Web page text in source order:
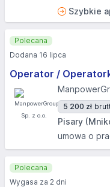
Szybkie
Operator /
5 200 zł
Pisary
umowa o
Polecana
Dodana 16 lipca
Polecana
Wygasa za 2 dni